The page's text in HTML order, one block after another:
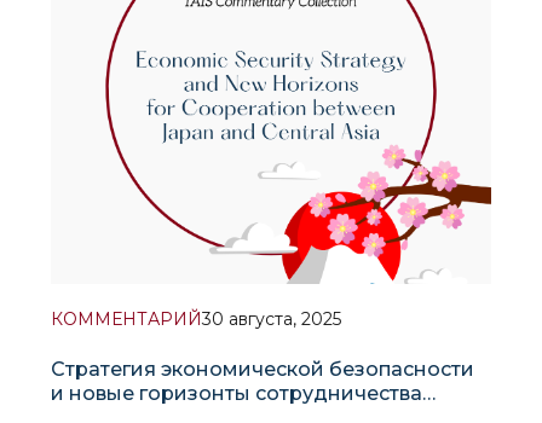
КОММЕНТАРИЙ30 августа, 2025
Стратегия экономической безопасности
и новые горизонты сотрудничества